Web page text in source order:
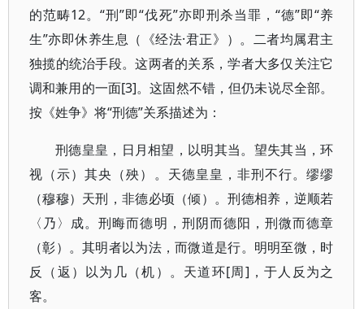
的范畴12。“刑”即“伐死”亦即刑杀当罪，“德”即“养
生”亦即休养生息（《经法·君正》）。二者均属君主
独揽的统治手段。这两者的关系，学者大多仅关注它
调和兼用的一面[3]。这固然不错，但仍未说尽全部。
按《姓争》将“刑德”关系描述为：
刑德皇皇，日月相望，以明其当。望失其当，环
视（示）其央（殃）。天德皇皇，非刑不行。缪缪
（穆穆）天刑，非德必顷（倾）。刑德相养，逆顺若
〈乃〉成。刑晦而德明，刑阴而德阳，刑微而德章
（彰）。其明者以为法，而微道是行。明明至微，时
反（返）以为几（机）。天道环[周]，于人反为之
客。